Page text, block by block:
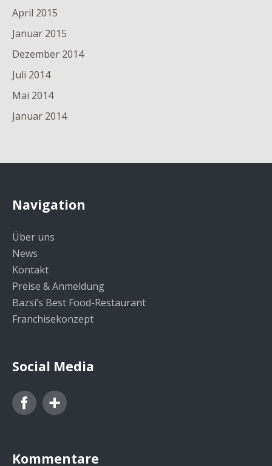
April 2015
Januar 2015
Dezember 2014
Juli 2014
Mai 2014
Januar 2014
Navigation
Über uns
News
Kontakt
Preise & Anmeldung
Bazsi’s Best Food-Restaurant
Franchisekonzept
Social Media
Facebook
Kommentare